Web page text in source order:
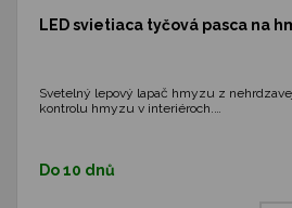
LED svietiaca tyčová pasca na
Svetelný lepový lapač hmyzu z
kontrolu hmyzu v interiéroch.…
Do 10 dnů